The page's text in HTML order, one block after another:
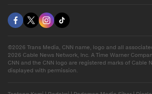
©2026 Trans Media, CNN name, logo and all
2026 Cable News Network, Inc. A Time Warner
CNN and the CNN logo are registered marks of Cable
displayed with permission.